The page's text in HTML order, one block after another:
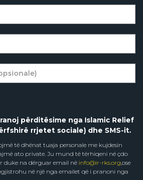
përditësime nga Islamic Relief
rrjetet sociale) dhe SMS-it.
të dhënat tuaja personale me kujdesin
ato private. Ju mund të tërhiqeni në çdo
duke na dërguar email në info@ir-rks.org,ose
në një nga emailet që i pranoni nga